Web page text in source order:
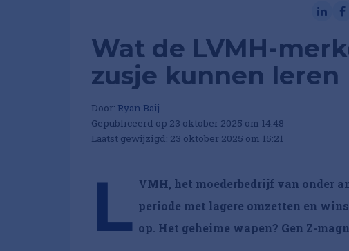
Wat de LVMH-
zusje kunnen leren
Door: Ryan Baij
Gepubliceerd op 23 oktober 2025 om 14:48
Laatst gewijzigd: 23 oktober 2025 om 15:21
L VMH, het moederbedrijf van onder
periode met lagere omzetten en
op. Het geheime wapen? Gen Z-